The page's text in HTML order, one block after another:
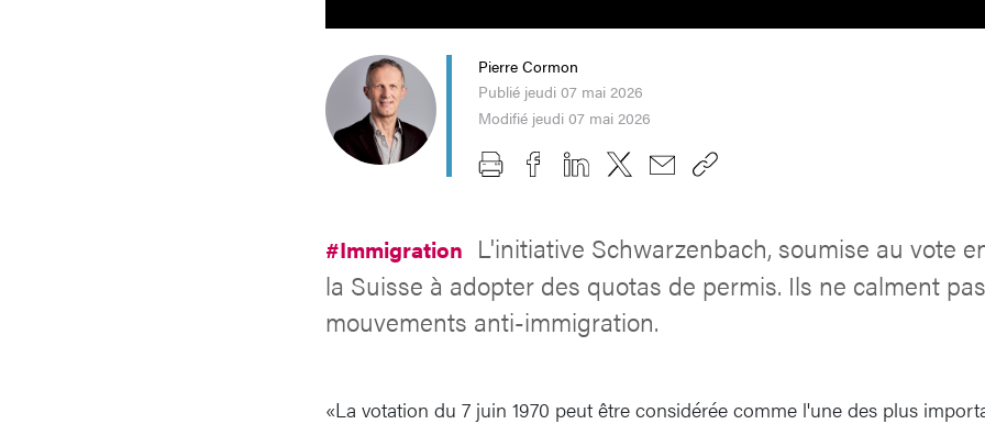
Pierre Cormon
Publié jeudi 07 mai 2026
Modifié jeudi 07 mai 2026
#Immigration L'initiative Schwarzenbach, soumise au vote
la Suisse à adopter des quotas de permis. Ils ne calment
mouvements anti-immigration.
«La votation du 7 juin 1970 peut être considérée comme l'une des plus